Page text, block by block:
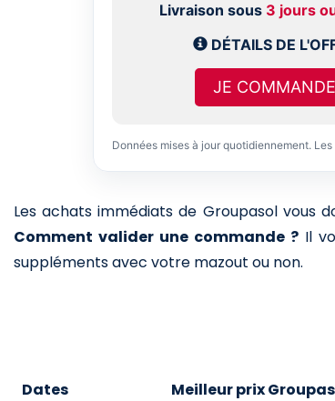
Livraison sous 3 jours
DÉTAILS DE
JE COMMANDE
Données mises à jour quotidiennement.
Les achats immédiats de Groupasol vous
Comment valider une commande ? Il
suppléments avec votre mazout ou non.
Dates Meilleur prix